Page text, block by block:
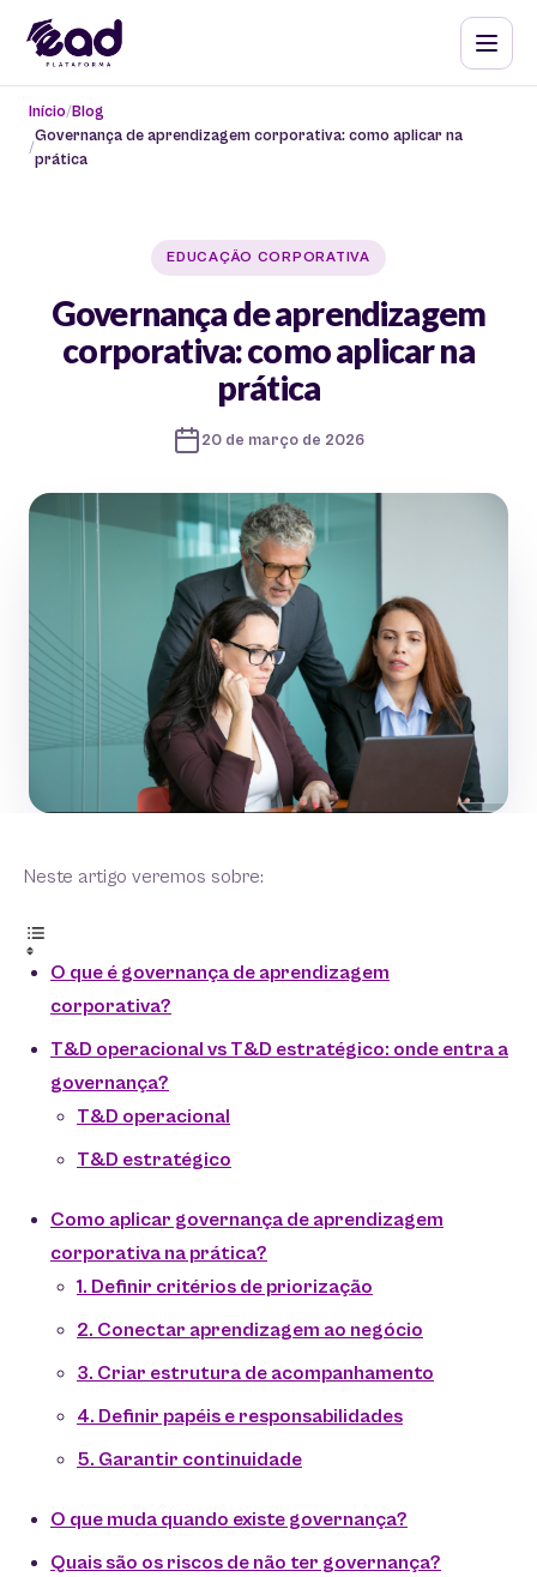
Início Blog
Governança de aprendizagem corporativa: como aplicar na
prática
EDUCAÇÃO CORPORATIVA
Governança de aprendizagem
corporativa: como aplicar na
prática
20 de março de 2026
Neste artigo veremos sobre:
O que é governança de aprendizagem
corporativa?
T&D operacional vs T&D estratégico: onde entra a
governança?
T&D operacional
T&D estratégico
Como aplicar governança de aprendizagem
corporativa na prática?
1. Definir critérios de priorização
2. Conectar aprendizagem ao negócio
3. Criar estrutura de acompanhamento
4. Definir papéis e responsabilidades
5. Garantir continuidade
O que muda quando existe governança?
Quais são os riscos de não ter governança?